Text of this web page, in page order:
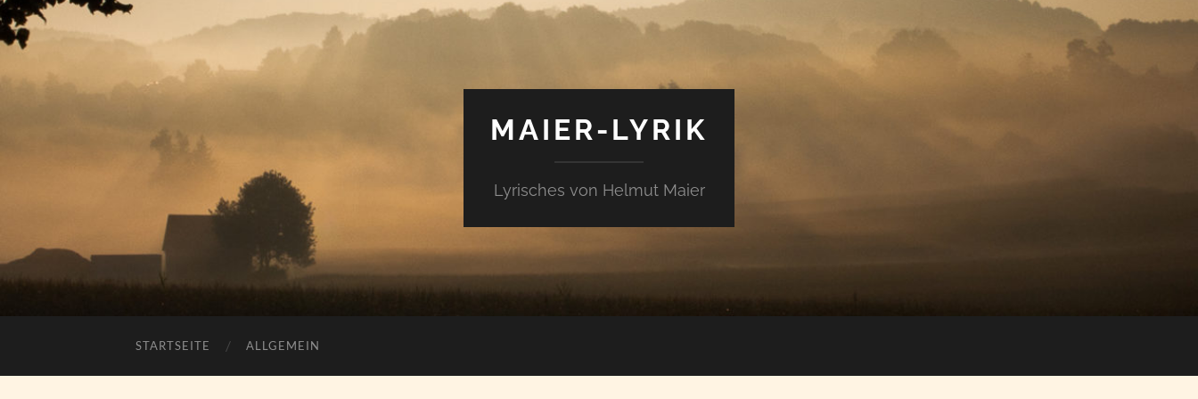
MAIER-LYRIK
Lyrisches von Helmut Maier
STARTSEITE ALLGEMEIN